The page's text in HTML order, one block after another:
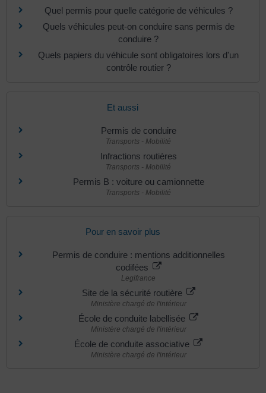
Quel permis pour quelle catégorie de véhicules ?
Quels véhicules peut-on conduire sans permis de
conduire ?
Quels papiers du véhicule sont obligatoires lors d'un
contrôle routier ?
Et aussi
Permis de conduire
Transports - Mobilité
Infractions routières
Transports - Mobilité
Permis B : voiture ou camionnette
Transports - Mobilité
Pour en savoir plus
Permis de conduire : mentions additionnelles
codifées
Legifrance
Site de la sécurité routière
Ministère chargé de l'intérieur
École de conduite labellisée
Ministère chargé de l'intérieur
École de conduite associative
Ministère chargé de l'intérieur